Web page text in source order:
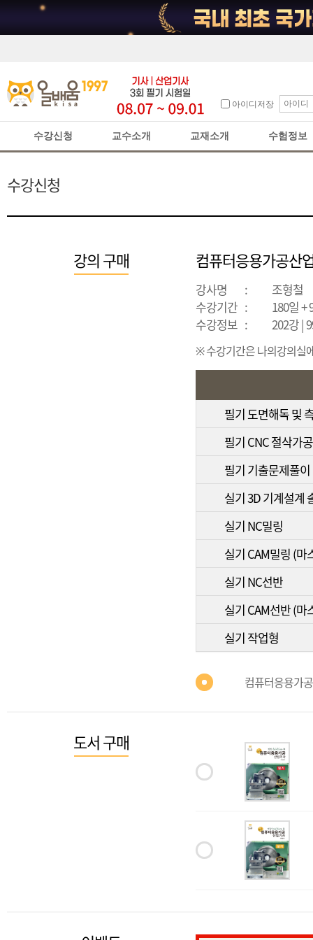
아이디저장
수강신청 교수소개 교재소개 수험정보
수강신청
강의 구매 컴퓨터응용가공산
강사명 :
조형철
수강기간 :
180일 +
수강정보 : 202강 |
※ 수강기간은 나의강의실
필기 도면해독 및
필기 CNC 절삭가
필기 기출문제풀이
실기 3D 기계설계
실기 NC밀링
실기 CAM밀링 (마
실기 NC선반
실기 CAM선반 (마
실기 작업형
컴퓨터응용가
도서 구매